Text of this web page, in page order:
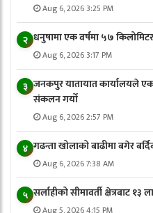
Aug 6, 2026 3:25 PM
२ धनुषामा एक वर्षमा ५७
Aug 6, 2026 3:17 PM
३ जनकपुर यातायात कार्यालयले
संकलन गर्याे
Aug 6, 2026 2:57 PM
४ गढन्ता खोलाको बाढीमा बगेर
Aug 6, 2026 7:38 AM
५ सर्लाहीको सीमावर्ती क्षेत्रबाट